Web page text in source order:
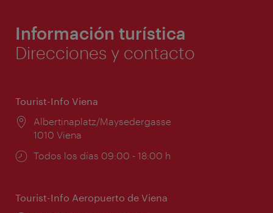
Información turística
Direcciones y contacto
Tourist-Info Viena
Lugar:
Albertinaplatz/Maysedergasse
1010 Viena
Horarios
Todos los días 09:00 - 18:00 h
Tourist-Info Aeropuerto de Viena